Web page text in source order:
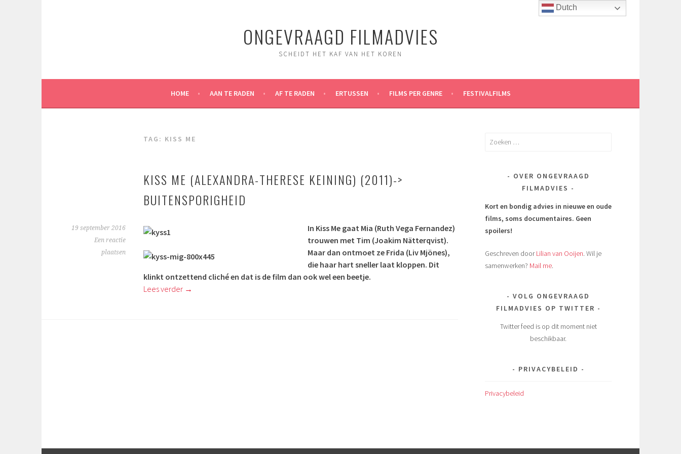
ONGEVRAAGD FILMADVIES
SCHEIDT HET KAF VAN HET KOREN
HOME AAN TE RADEN AF TE RADEN ERTUSSEN FILMS PER GENRE FESTIVALFILMS
TAG: KISS ME
KISS ME (ALEXANDRA-THERESE KEINING) (2011)->
BUITENSPORIGHEID
19 september 2016
Een reactie
plaatsen
In Kiss Me gaat Mia (Ruth Vega Fernandez)
trouwen met Tim (Joakim Nätterqvist).
Maar dan ontmoet ze Frida (Liv Mjönes),
die haar hart sneller laat kloppen. Dit
klinkt ontzettend cliché en dat is de film dan ook wel een beetje.
Lees verder →
Zoeken
OVER ONGEVRAAGD
FILMADVIES
Kort en bondig advies in nieuwe en oude
films, soms documentaires. Geen
spoilers!
Geschreven doorLilian van Ooijen. Wil je
samenwerken? Mail me.
VOLG ONGEVRAAGD
FILMADVIES OP TWITTER
Twitter feed is op dit moment niet
beschikbaar.
PRIVACYBELEID
Privacybeleid
Dutch